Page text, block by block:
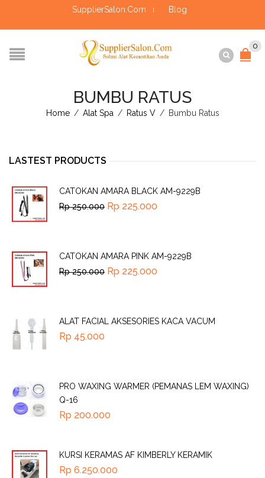
SupplierSalon.Com Blog
0
BUMBU RATUS
Home / Alat Spa / Ratus V / Bumbu Ratus
LASTEST PRODUCTS
CATOKAN AMARA BLACK AM-9229B
Rp250.000 Rp 225.000
CATOKAN AMARA PINK AM-9229B
Rp250.000 Rp 225.000
ALAT FACIAL AKSESORIES KACA VACUM
Rp 45.000
PRO WAXING WARMER (PEMANAS LEM WAXING)
Q-16
Rp 200.000
KURSI KERAMAS AF KIMBERLY KERAMIK
Rp 6.250.000